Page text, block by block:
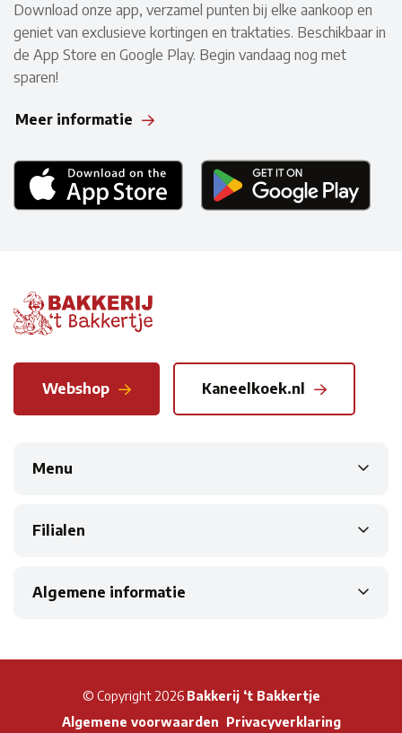
Download onze app, verzamel punten bij elke aankoop en
geniet van exclusieve kortingen en traktaties. Beschikbaar in
de App Store en Google Play. Begin vandaag nog met
sparen!
Meer informatie
Webshop Kaneelkoek.nl
Menu
Filialen
Algemene informatie
© Copyright 2026 Bakkerij ‘t Bakkertje
Algemene voorwaarden Privacyverklaring